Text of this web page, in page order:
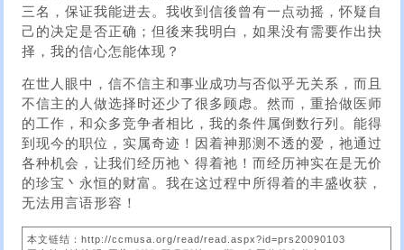
三名，保证我能进去。我收到信後曾有一点动摇，怀疑自
己的决定是否正确；但後来我明白，如果没有需要作出抉
择，我的信心怎能体现？
在世人眼中，信不信主和事业成功与否似乎无关系，而且
不信主的人做选择时还少了很多顾虑。然而，重拾做医师
的工作，和众多竞争者相比，我的条件属倒数行列。能得
到现今的职位，实属奇迹！因着神那测不透的爱，祂通过
各种机会，让我们经历祂丶得着祂！而经历神实在是无价
的珍宝丶永恒的财富。我在这过程中所得着的丰盛收获，
无法用言语形容！
本文链结：http://ccmusa.org/read/read.aspx?id=prs20090103